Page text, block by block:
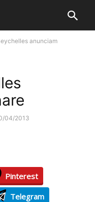
anunciam
04/2013
Pinterest
Telegram